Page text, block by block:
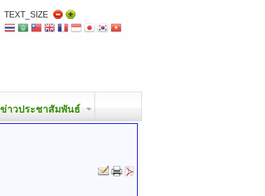
TEXT_SIZE
ข่าวประชาสัมพันธ์